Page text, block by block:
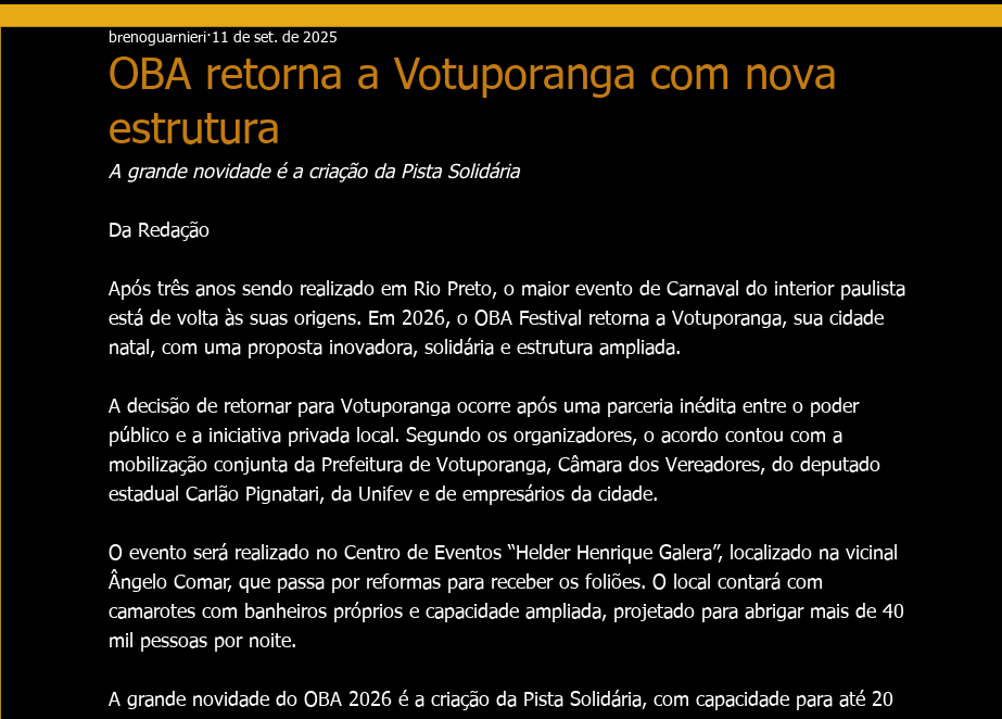
OBA retorna a Votuporanga com nova
estrutura
brenoguarnieri 11 de set. de 2025
A grande novidade é a criação da Pista Solidária
Da Redação
Após três anos sendo realizado em Rio Preto, o maior evento de Carnaval do interior paulista
está de volta às suas origens. Em 2026, o OBA Festival retorna a Votuporanga, sua cidade
natal, com uma proposta inovadora, solidária e estrutura ampliada.
A decisão de retornar para Votuporanga ocorre após uma parceria inédita entre o poder
público e a iniciativa privada local. Segundo os organizadores, o acordo contou com a
mobilização conjunta da Prefeitura de Votuporanga, Câmara dos Vereadores, do deputado
estadual Carlão Pignatari, da Unifev e de empresários da cidade.
O evento será realizado no Centro de Eventos “Helder Henrique Galera”, localizado na vicinal
Ângelo Comar, que passa por reformas para receber os foliões. O local contará com
camarotes com banheiros próprios e capacidade ampliada, projetado para abrigar mais de 40
mil pessoas por noite.
A grande novidade do OBA 2026 é a criação da Pista Solidária, com capacidade para até 20